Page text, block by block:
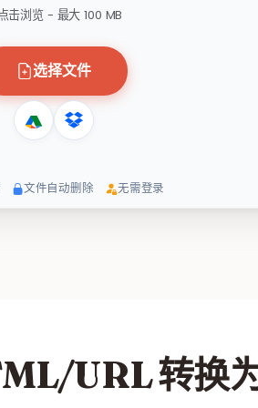
击浏览 - 最大 100 MB
选择文件
文件自动删除 无需登录
URL 转换